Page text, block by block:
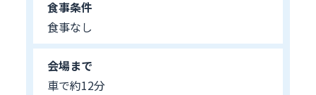
食事条件
食事なし
会場まで
車で約12分